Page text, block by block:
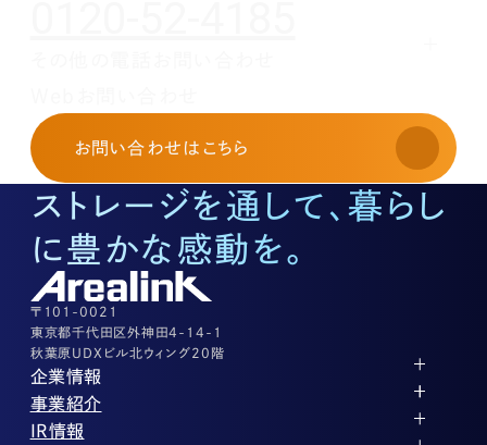
お申し込み・お問い合わせ
03-3526-8568
土地活用に関するお問い合わせ
03-3526-8574
底地に関するお問い合わせ
03-3526-8572
株式に関するお問い合わせ
03-3526-8556
その他上記に当てはまらない案件等
03-3526-8556
お問い合わせ はこちら
ストレージを通して、暮らし
に豊かな感動を。
〒101-0021
東京都千代田区外神田4-14-1
秋葉原UDXビル北ウィング20階
企業情報
代表メッセージ
企業理念
事業紹介
ストレージ事業
IR情報